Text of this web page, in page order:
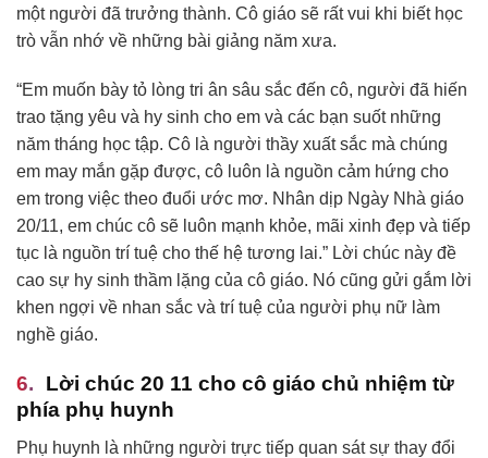
một người đã trưởng thành. Cô giáo sẽ rất vui khi biết học
trò vẫn nhớ về những bài giảng năm xưa.
“Em muốn bày tỏ lòng tri ân sâu sắc đến cô, người đã hiến
trao tặng yêu và hy sinh cho em và các bạn suốt những
năm tháng học tập. Cô là người thầy xuất sắc mà chúng
em may mắn gặp được, cô luôn là nguồn cảm hứng cho
em trong việc theo đuổi ước mơ. Nhân dịp Ngày Nhà giáo
20/11, em chúc cô sẽ luôn mạnh khỏe, mãi xinh đẹp và tiếp
tục là nguồn trí tuệ cho thế hệ tương lai.” Lời chúc này đề
cao sự hy sinh thầm lặng của cô giáo. Nó cũng gửi gắm lời
khen ngợi về nhan sắc và trí tuệ của người phụ nữ làm
nghề giáo.
Lời chúc 20 11 cho cô giáo chủ nhiệm từ
phía phụ huynh
Phụ huynh là những người trực tiếp quan sát sự thay đổi